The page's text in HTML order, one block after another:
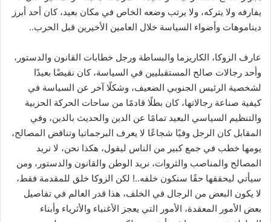
يفارفه ولا يتركه، ولا يرتب وضعه الخاص في مكان بعيد، كان أحد أبرز
ديناموهات وأضواء السياسة خلال العامين الأخيرين قبل الحرب..
عارف الزوكا، الكاريزما والبساطة ورجل خطابات القانون والدستور،
وأحد رجالات صالح المستقبليين في السياسة، كان نقيضًا بعيدًا
لشخصية الرئيس الجنوبي الضعيف، وشكلًا آخر عن السياسة في
كيفية صناعة رجالاتها، كان بطلًا قادمًا من ساحات الحركة الحزبية
والتنظيم السياسي البعيد تمامًا عن الدين والحديث بالدين، وفي
المقابل كان الرجل وفيًا شجاعًا لا يعرف البرجماتيا وتناقض المصالح،
يومها خطب في جمع كبير من الناس ليقول، هكذا نحن، لا نريد
المصالح والمناصب والثروات، نريد الوطن والقانون والدستور، ومن
سيأتي ليحققها حقًا سنكون خلفه..! لكن الزوكا خلق للمقدمة فقط،
لا يكون البعض من الرجال في الخلف، هذا قدر العالم في تفاصيل
بعض الأمور المعقدة، الأمور التي يعجز الأغنياء والأثرياء وأبناء